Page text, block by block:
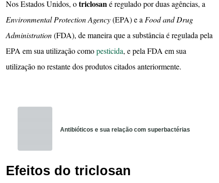
Nos Estados Unidos, otriclosané regulado por duas agências, a
Environmental Protection Agency(EPA) e a Food and Drug
Administration(FDA), de maneira que a substância é regulada pela
EPA em sua utilização comopesticida, e pela FDA em sua
utilização no restante dos produtos citados anteriormente.
Antibióticos e sua relação com superbactérias
Efeitos do triclosan